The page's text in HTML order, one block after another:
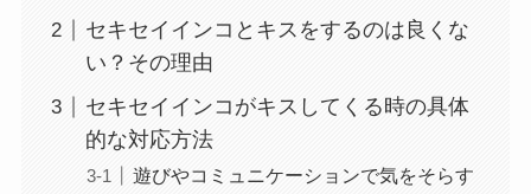
セキセイインコとキスをするのは良くな
い？その理由
セキセイインコがキスしてくる時の具体
的な対応方法
遊びやコミュニケーションで気をそらす